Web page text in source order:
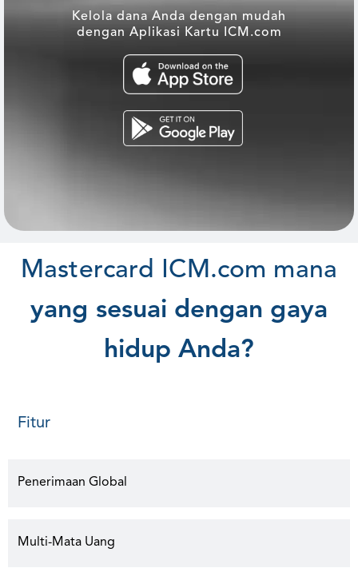
Kelola dana Anda dengan mudah
dengan Aplikasi Kartu ICM.com
Mastercard ICM.com mana
yang sesuai dengan gaya
hidup Anda?
Fitur
Penerimaan Global
Multi-Mata Uang